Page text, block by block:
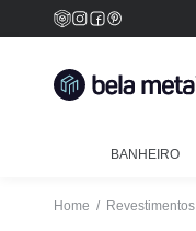
BANHEIRO
Home / Revestimentos